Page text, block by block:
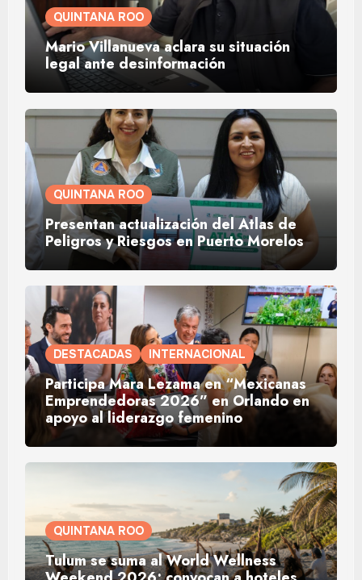
QUINTANA ROO
Mario Villanueva aclara su situación
legal ante desinformación
QUINTANA ROO
Presentan actualización del Atlas de
Peligros y Riesgos en Puerto Morelos
DESTACADAS INTERNACIONAL
Participa Mara Lezama en “Mexicanas
Emprendedoras 2026” en Orlando en
apoyo al liderazgo femenino
QUINTANA ROO
Tulum se suma al World Wellness